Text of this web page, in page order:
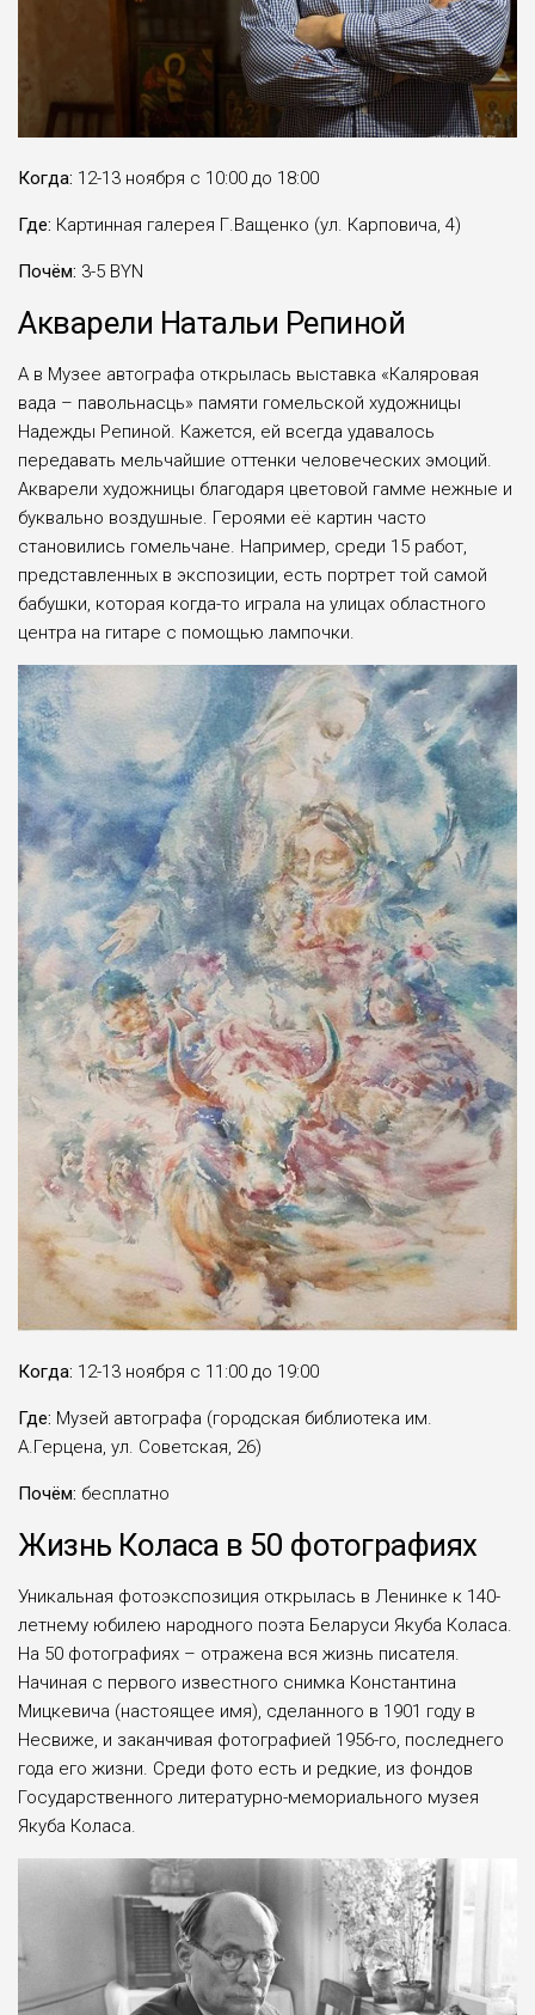
Когда: 12-13 ноября с 10:00 до 18:00
Где: Картинная галерея Г.Ващенко (ул. Карповича, 4)
Почём: 3-5 BYN
Акварели Натальи Репиной
А в Музее автографа открылась выставка «Каляровая
вада – павольнасць» памяти гомельской художницы
Надежды Репиной. Кажется, ей всегда удавалось
передавать мельчайшие оттенки человеческих эмоций.
Акварели художницы благодаря цветовой гамме нежные и
буквально воздушные. Героями её картин часто
становились гомельчане. Например, среди 15 работ,
представленных в экспозиции, есть портрет той самой
бабушки, которая когда-то играла на улицах областного
центра на гитаре с помощью лампочки.
Когда: 12-13 ноября с 11:00 до 19:00
Где: Музей автографа (городская библиотека им.
А.Герцена, ул. Советская, 26)
Почём: бесплатно
Жизнь Коласа в 50 фотографиях
Уникальная фотоэкспозиция открылась в Ленинке к 140-
летнему юбилею народного поэта Беларуси Якуба Коласа.
На 50 фотографиях – отражена вся жизнь писателя.
Начиная с первого известного снимка Константина
Мицкевича (настоящее имя), сделанного в 1901 году в
Несвиже, и заканчивая фотографией 1956-го, последнего
года его жизни. Среди фото есть и редкие, из фондов
Государственного литературно-мемориального музея
Якуба Коласа.